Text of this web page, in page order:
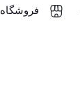
فروشگاه